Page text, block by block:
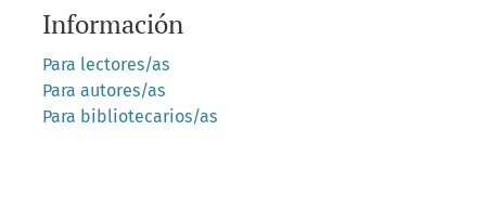
Información
Para lectores/as
Para autores/as
Para bibliotecarios/as